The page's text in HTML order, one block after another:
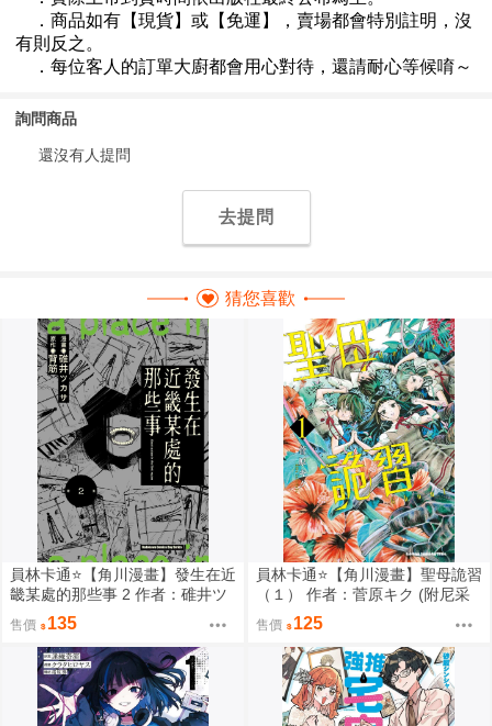
詢問商品
還沒有人提問
去提問
猜您喜歡
員林卡通⭐️【角川漫畫】發生在近
畿某處的那些事 2 作者：碓井ツ
カサ (附尼采書套)
售價 135
員林卡通⭐️【角川漫畫】聖母詭習
（１） 作者：菅原キク (附尼采
書套)
售價 125